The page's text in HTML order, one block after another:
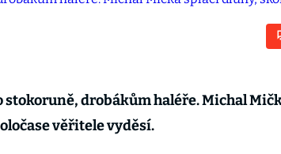
drobákům haléře. Michal
věřitele vyděsí.